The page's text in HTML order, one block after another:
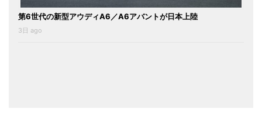
第6世代の新型アウディA6／A6アバントが日本上陸
3日 ago